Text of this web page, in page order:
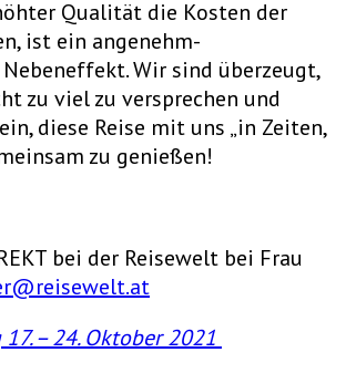
Qualität die Kosten der
ist ein angenehm-
Wir sind überzeugt,
zu viel zu versprechen und
diese Reise mit uns „in Zeiten,
zu genießen!
bei der Reisewelt bei Frau
– 24. Oktober 2021